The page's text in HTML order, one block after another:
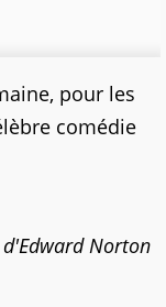
pour les
comédie
Norton